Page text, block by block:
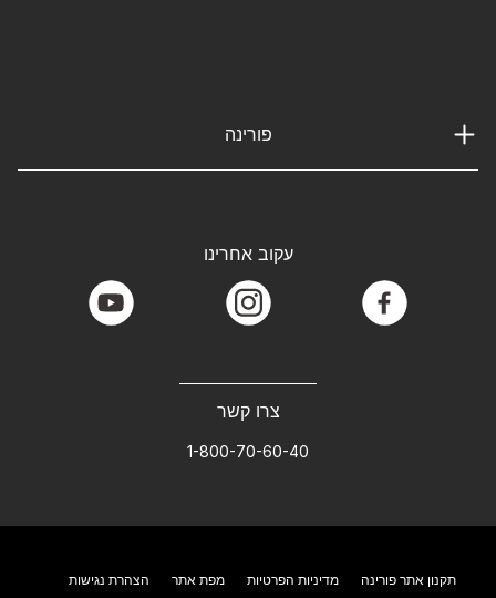
פורינה
צרו קשר
1-800-70-60-40
עקוב אחרינו
facebook
instagram
youtube
תקנון אתר פורינה מדיניות הפרטיות מפת אתר הצהרת נגישות